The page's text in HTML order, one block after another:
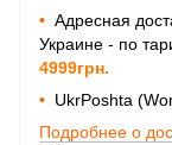
• Адресная
Украине - по
4999грн.
• UkrPoshta
Подробнее о